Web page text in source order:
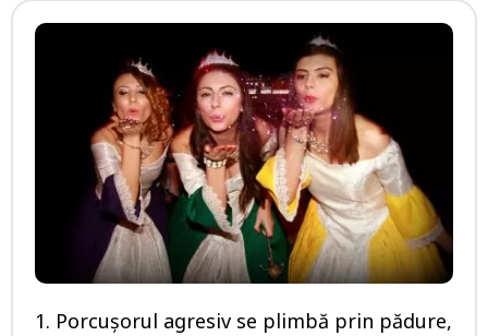
1. Porcuşorul agresiv se plimbă prin pădure,